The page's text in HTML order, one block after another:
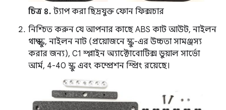
চিত্র ৪. ট্যাপ করা ছিদ্রযুক্ত ফোন ফিক্সচার
নিশ্চিত করুন যে আপনার কাছে ABS কাট আউট, নাইলন
থাম্ব স্ক্রু, নাইলন নাট (প্রয়োজনে স্ক্রু-এর উচ্চতা সামঞ্জস্য
করার জন্য), C1 স্প্লাইন অ্যাক্টোবোটিক্স ডুয়াল সার্ভো
আর্ম, 4-40 স্ক্রু এবং কম্প্রেশন স্প্রিং রয়েছে।